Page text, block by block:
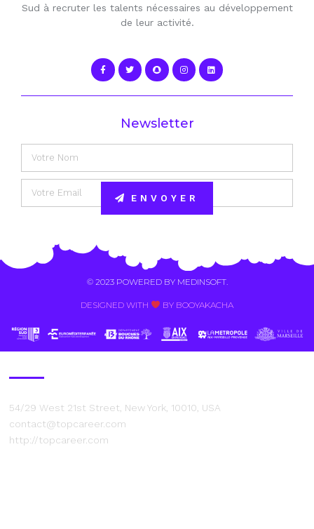
Sud à recruter les talents nécessaires au développement
de leur activité.
Newsletter
ENVOYER
© 2023 POWERED BY MEDINSOFT.
DESIGNED WITH BY BOOYAKACHA​
54/29 West 21st Street, New York, 10010, USA
contact@topcareer.com
http://topcareer.com